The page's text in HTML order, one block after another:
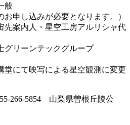
般
申し込みが必要となります。）
先案内人・星空工房アルリシャ代
グリーンテックグループ
にて映写による星空観測に変更
266-5854 山梨県曽根丘陵公